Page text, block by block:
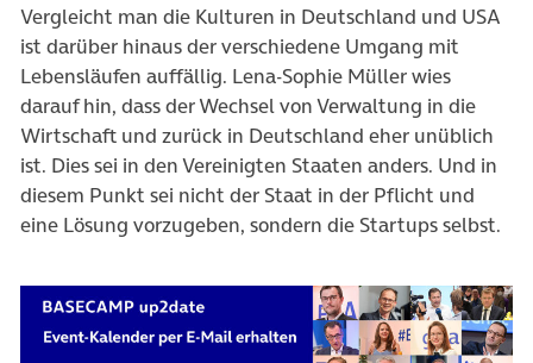
Vergleicht man die Kulturen in Deutschland und USA
ist darüber hinaus der verschiedene Umgang mit
Lebensläufen auffällig. Lena-Sophie Müller wies
darauf hin, dass der Wechsel von Verwaltung in die
Wirtschaft und zurück in Deutschland eher unüblich
ist. Dies sei in den Vereinigten Staaten anders. Und in
diesem Punkt sei nicht der Staat in der Pflicht und
eine Lösung vorzugeben, sondern die Startups selbst.